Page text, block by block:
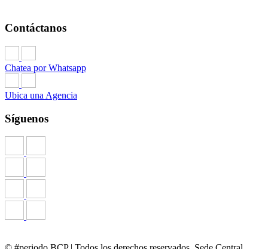
Contáctanos
Chatea por Whatsapp
Ubica una Agencia
Síguenos